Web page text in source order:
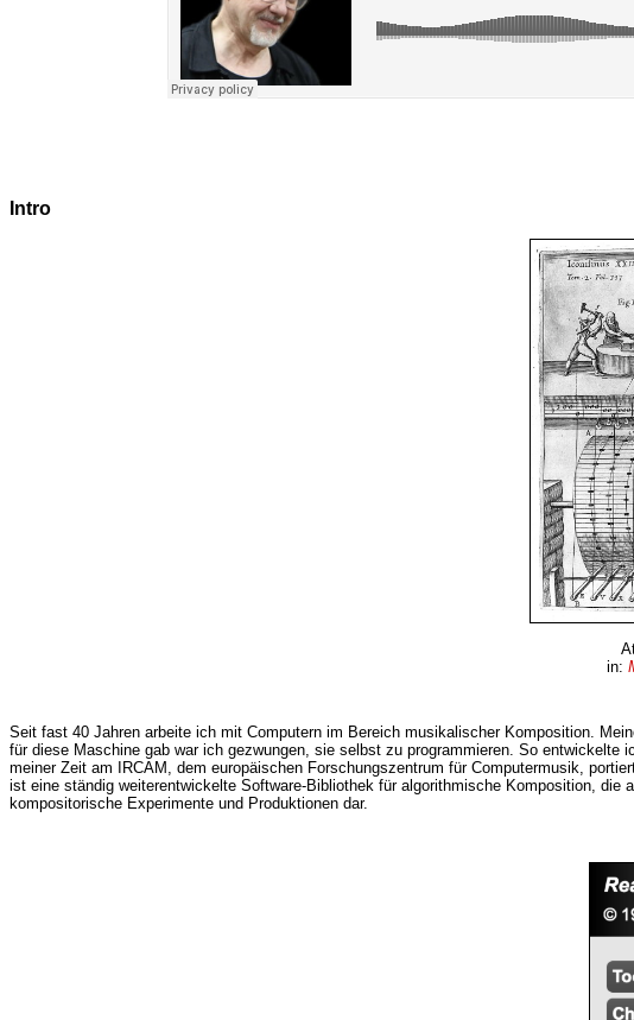
Intro
in:
Seit fast 40 Jahren arbeite ich mit Computern im Bereich musikalischer Komposition.
für diese Maschine gab war ich gezwungen, sie selbst zu programmieren. So entwickelte
meiner Zeit am IRCAM, dem europäischen Forschungszentrum für Computermusik,
ist eine ständig weiterentwickelte Software-Bibliothek für algorithmische Komposition,
kompositorische Experimente und Produktionen dar.